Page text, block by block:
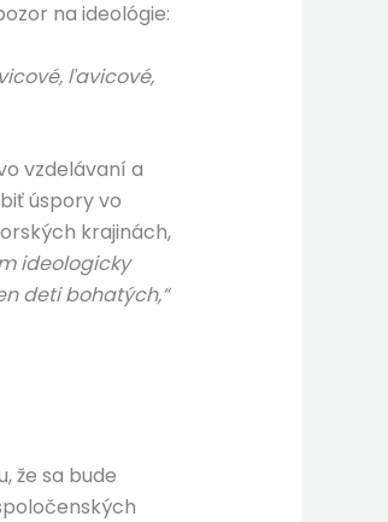
na ideológie:
ľavicové,
vzdelávaní a
úspory vo
krajinách,
ideologicky
deti bohatých,“
že sa bude